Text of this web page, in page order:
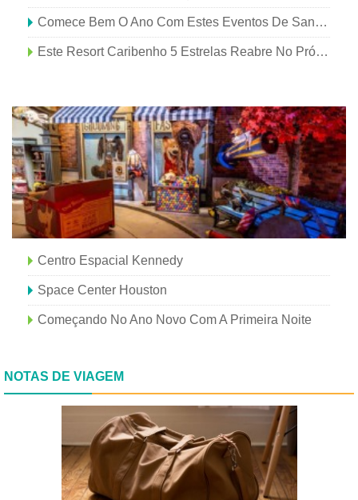
Comece Bem O Ano Com Estes Eventos De Santa Fé
Este Resort Caribenho 5 Estrelas Reabre No Próximo Mês Com Novos Protocolos Extremos Para Hóspedes
Centro Espacial Kennedy
Space Center Houston
Começando No Ano Novo Com A Primeira Noite
NOTAS DE VIAGEM